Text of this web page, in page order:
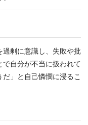
過剰に意識し、失敗や批
自分が不当に扱われて
」と自己憐憫に浸るこ